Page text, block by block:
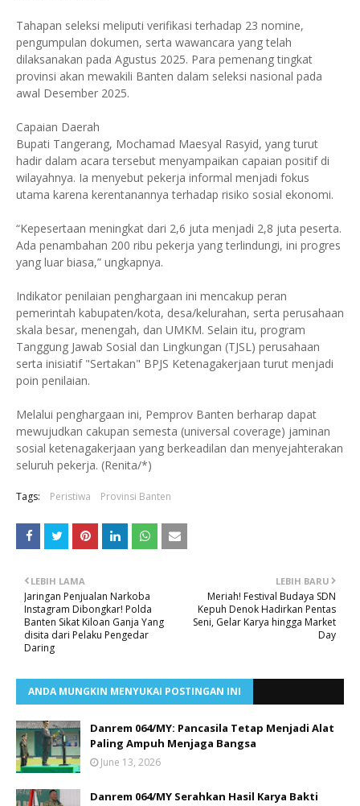
Tahapan seleksi meliputi verifikasi terhadap 23 nomine,
pengumpulan dokumen, serta wawancara yang telah
dilaksanakan pada Agustus 2025. Para pemenang tingkat
provinsi akan mewakili Banten dalam seleksi nasional pada
awal Desember 2025.
​Capaian Daerah
​Bupati Tangerang, Mochamad Maesyal Rasyid, yang turut
hadir dalam acara tersebut menyampaikan capaian positif di
wilayahnya. Ia menyebut pekerja informal menjadi fokus
utama karena kerentanannya terhadap risiko sosial ekonomi.
​“Kepesertaan meningkat dari 2,6 juta menjadi 2,8 juta peserta.
Ada penambahan 200 ribu pekerja yang terlindungi, ini progres
yang luar biasa,” ungkapnya.
​Indikator penilaian penghargaan ini mencakup peran
pemerintah kabupaten/kota, desa/kelurahan, serta perusahaan
skala besar, menengah, dan UMKM. Selain itu, program
Tanggung Jawab Sosial dan Lingkungan (TJSL) perusahaan
serta inisiatif "Sertakan" BPJS Ketenagakerjaan turut menjadi
poin penilaian.
​Melalui penghargaan ini, Pemprov Banten berharap dapat
mewujudkan cakupan semesta (universal coverage) jaminan
sosial ketenagakerjaan yang berkeadilan dan menyejahterakan
seluruh pekerja. (Renita/*)
Tags: Peristiwa Provinsi Banten
LEBIH BARU
Meriah! Festival Budaya SDN
Kepuh Denok Hadirkan Pentas
Seni, Gelar Karya hingga Market
Day
LEBIH LAMA
Jaringan Penjualan Narkoba
Instagram Dibongkar! Polda
Banten Sikat Kiloan Ganja Yang
disita dari Pelaku Pengedar
Daring
ANDA MUNGKIN MENYUKAI POSTINGAN INI
Danrem 064/MY: Pancasila Tetap Menjadi Alat
Paling Ampuh Menjaga Bangsa
June 13, 2026
Danrem 064/MY Serahkan Hasil Karya Bakti